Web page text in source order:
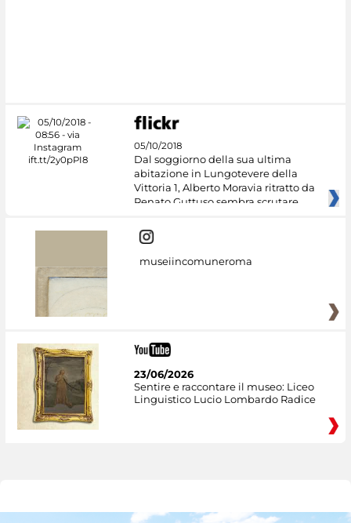
05/10/2018
Dal soggiorno della sua ultima
abitazione in Lungotevere della
Vittoria 1, Alberto Moravia ritratto da
Renato Guttuso sembra scrutare
museiincomuneroma
23/06/2026
Sentire e raccontare il museo: Liceo
Linguistico Lucio Lombardo Radice